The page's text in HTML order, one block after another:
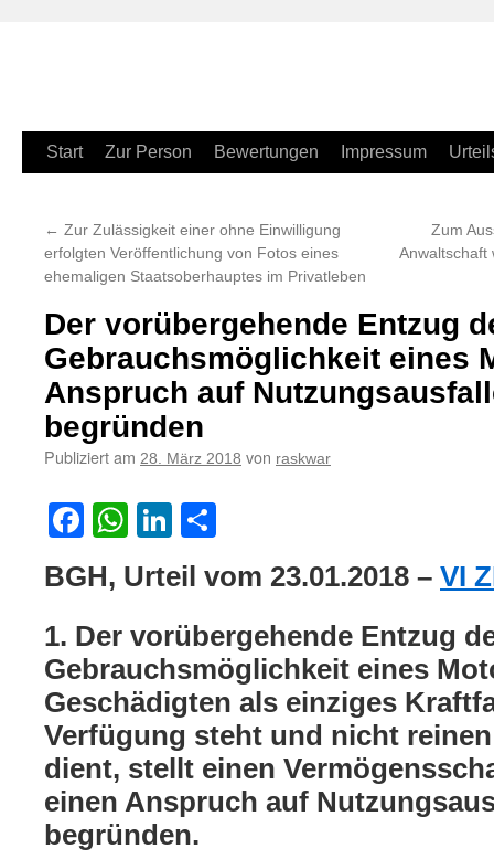
Zum
springen
Start Zur Person Bewertungen Impressum
← Zur Zulässigkeit einer ohne Einwilligung
erfolgten Veröffentlichung von Fotos eines
ehemaligen Staatsoberhauptes im Privatleben
Zum
Anwaltschaft
Der vorübergehende Entzug
Gebrauchsmöglichkeit eines
Anspruch auf
begründen
Publiziert am 28. März 2018 von raskwar
Facebook
WhatsApp
LinkedIn
BGH, Urteil vom 23.01.2018 – VI
1. Der vorübergehende Entzug
Gebrauchsmöglichkeit eines
Geschädigten als einziges
Verfügung steht und nicht
dient, stellt einen
einen Anspruch auf
begründen.